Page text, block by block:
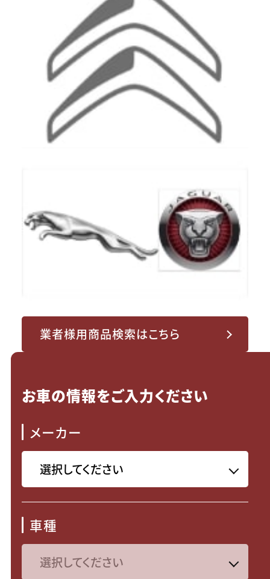
業者様用商品検索はこちら
お車の情報をご入力ください
メーカー
車種